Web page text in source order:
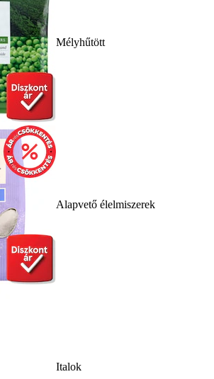
Mélyhűtött
Alapvető élelmiszerek
Italok